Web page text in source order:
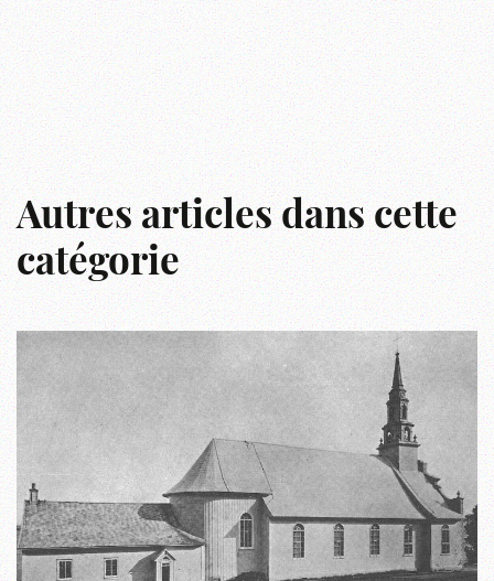
Autres articles dans cette
catégorie